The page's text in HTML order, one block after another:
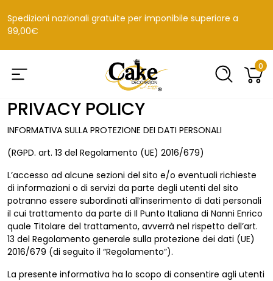
Spedizioni nazionali gratuite per imponibile superiore a
99,00€
0
PRIVACY POLICY
INFORMATIVA SULLA PROTEZIONE DEI DATI PERSONALI
(RGPD. art. 13 del Regolamento (UE) 2016/679)
L’accesso ad alcune sezioni del sito e/o eventuali richieste
di informazioni o di servizi da parte degli utenti del sito
potranno essere subordinati all’inserimento di dati personali
il cui trattamento da parte di Il Punto Italiana di Nanni Enrico
quale Titolare del trattamento, avverrà nel rispetto dell’art.
13 del Regolamento generale sulla protezione dei dati (UE)
2016/679 (di seguito il “Regolamento”).
La presente informativa ha lo scopo di consentire agli utenti